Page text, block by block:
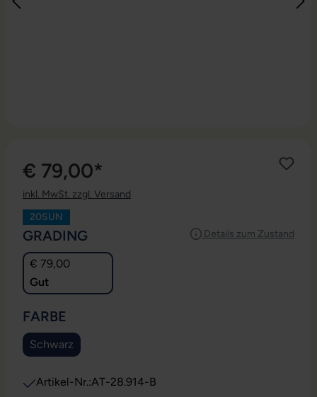
€ 79,00*
inkl. MwSt. zzgl. Versand
20SUN
Details zum Zustand
GRADING
€ 79,00
Gut
FARBE
Schwarz
Artikel-Nr.:AT-28.914-B